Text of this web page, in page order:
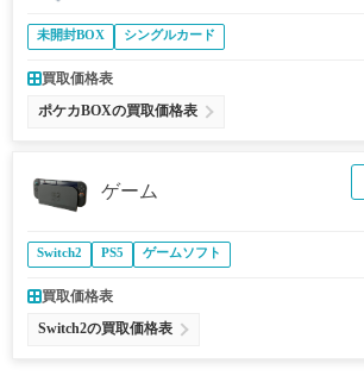
未開封BOX シングルカード
買取価格表
ポケカBOXの買取価格表
ゲーム
Switch2 PS5 ゲームソフト
買取価格表
Switch2の買取価格表